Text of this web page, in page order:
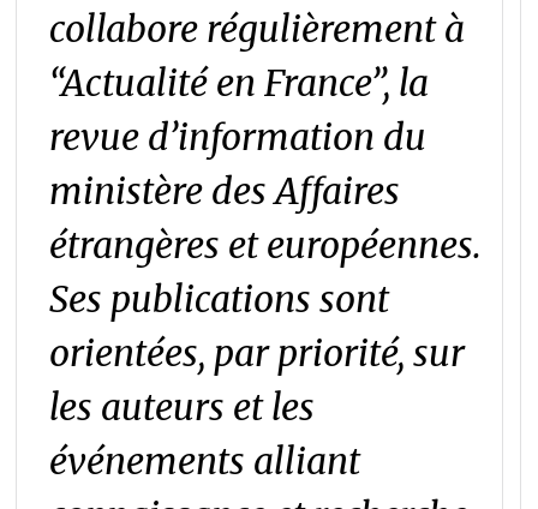
collabore régulièrement à
“Actualité en France”, la
revue d’information du
ministère des Affaires
étrangères et européennes.
Ses publications sont
orientées, par priorité, sur
les auteurs et les
événements alliant